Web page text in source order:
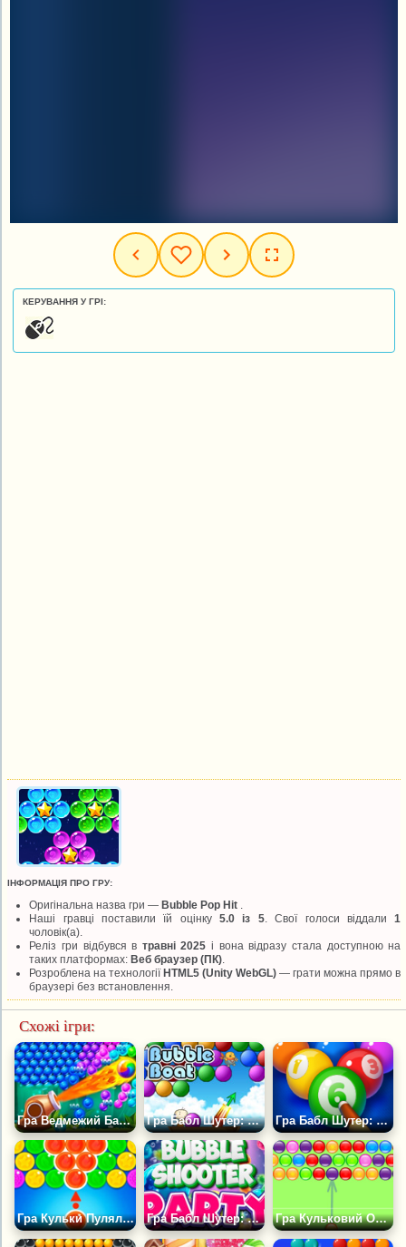
КЕРУВАННЯ У ГРІ:
ІНФОРМАЦІЯ ПРО ГРУ:
Оригінальна назва гри —Bubble Pop Hit
Наші гравці поставили їй оцінку5.0 із 5. Свої голоси віддали1
чоловік(а).
Реліз гри відбувся в травні 2025 і вона відразу стала доступною на
таких платформах:Веб браузер (ПК)
Розроблена на технологіїHTML5 (Unity WebGL) — грати можна прямо в
браузері без встановлення.
Схожі ігри:
Гра Ведмежий Бабл Шутер Гра Бабл Шутер: Човен Гра Бабл Шутер: Більярдний Пул
Гра Кульки Пулялки Гра Бабл Шутер: Вечірка Гра Кульковий Обстріл